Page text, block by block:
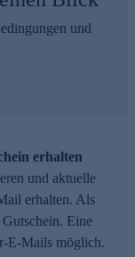
und
erhalten
und aktuelle
erhalten. Als
Eine
E-Mails möglich.